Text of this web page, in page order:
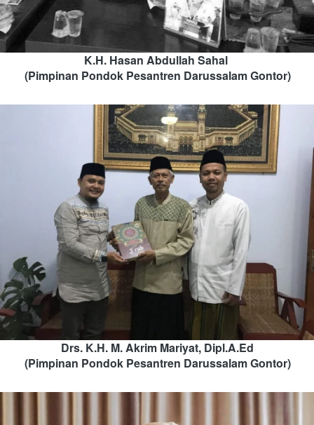
K.H. Hasan Abdullah Sahal
(Pimpinan Pondok Pesantren Darussalam Gontor)
Drs. K.H. M. Akrim Mariyat, Dipl.A.Ed
(Pimpinan Pondok Pesantren Darussalam Gontor)